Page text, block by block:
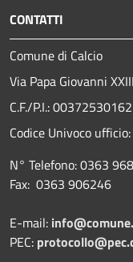
CONTATTI
Comune di Calcio
Via Papa Giovanni
C.F./P.I.: 00372530162
Codice Univoco ufficio:
N° Telefono: 0363
Fax: 0363 906246
E-mail:
PEC: